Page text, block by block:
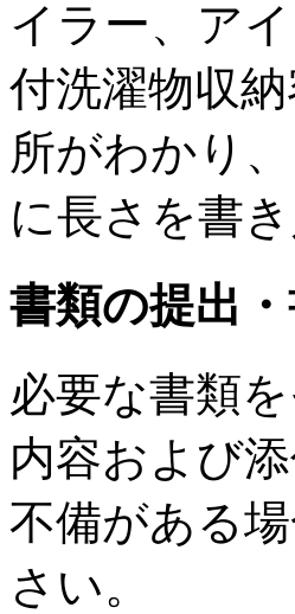
イラー、ア
付洗濯物収
所がわかり
に長さを書
書類の提出
必要な書類
内容および
不備がある
さい。